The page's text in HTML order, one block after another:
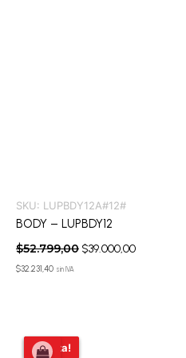
SKU: LUPBDY12A#12#
BODY – LUPBDY12
$52.799,00 $39.000,00
$32.231,40 sin IVA
¡Oferta!
¡Oferta!